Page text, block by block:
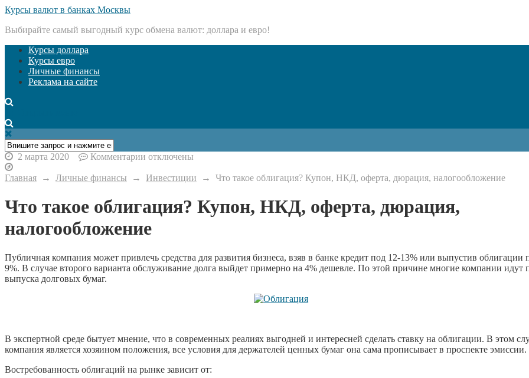
Курсы валют в банках Москвы
Выбирайте самый выгодный курс обмена валют: доллара и евро!
Курсы доллара
Курсы евро
Личные финансы
Реклама на сайте
2 марта 2020 Комментарии к
Что
облигация?
Купон,
НКД,
оферта,
отключены
Главная → Личные финансы → Инвестиции → Что такое облигация? Купон, НКД, оферта, дюрация, налогообложение
Что такое облигация? Купон, НКД, оферта, дюрация,
налогообложение
Публичная компания может привлечь средства для развития бизнеса, взяв в банке кредит под 12-13% или выпустив облигации
9%. В случае второго варианта обслуживание долга выйдет примерно на 4% дешевле. По этой причине многие компании идут
выпуска долговых бумаг.
В экспертной среде бытует мнение, что в современных реалиях выгодней и интересней сделать ставку на облигации. В этом
компания является хозяином положения, все условия для держателей ценных бумаг она сама прописывает в проспекте эмиссии.
Востребованность облигаций на рынке зависит от: